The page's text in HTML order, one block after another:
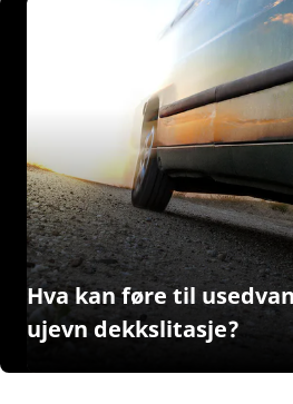
Hva kan føre til
ujevn dekkslitasje?